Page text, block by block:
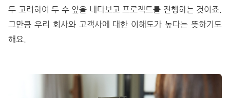
두 고려하여 두 수 앞을 내다보고 프로젝트를 진행하는 것이죠.
그만큼 우리 회사와 고객사에 대한 이해도가 높다는 뜻하기도
해요.